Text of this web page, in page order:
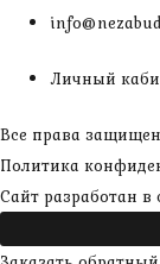
Личный
Все права
Политика
Сайт разработан в